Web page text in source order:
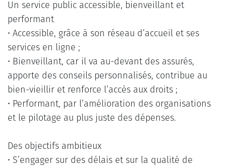
Un service public accessible, bienveillant et
performant
• Accessible, grâce à son réseau d’accueil et ses
services en ligne ;
• Bienveillant, car il va au-devant des assurés,
apporte des conseils personnalisés, contribue au
bien-vieillir et renforce l’accès aux droits ;
• Performant, par l’amélioration des organisations
et le pilotage au plus juste des dépenses.
Des objectifs ambitieux
• S’engager sur des délais et sur la qualité de